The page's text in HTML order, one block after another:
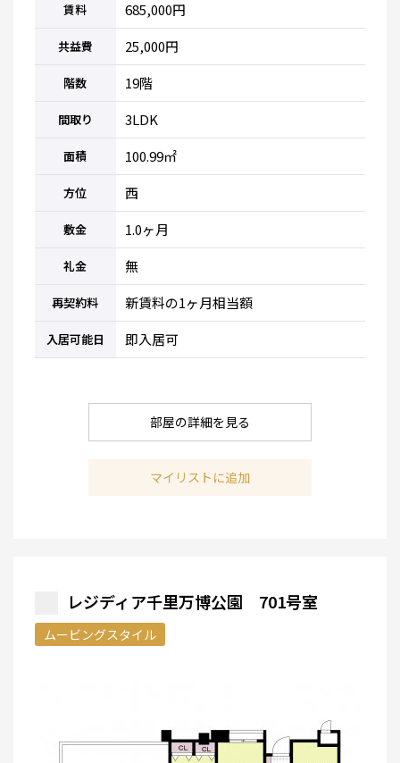
賃料 685,000円
共益費 25,000円
階数 19階
間取り 3LDK
面積 100.99㎡
方位 西
敷金 1.0ヶ月
礼金 無
再契約料 新賃料の1ヶ月相当額
入居可能日 即入居可
部屋の詳細を見る
マイリストに追加
レジディア千里万博公園 701号室
ムービングスタイル